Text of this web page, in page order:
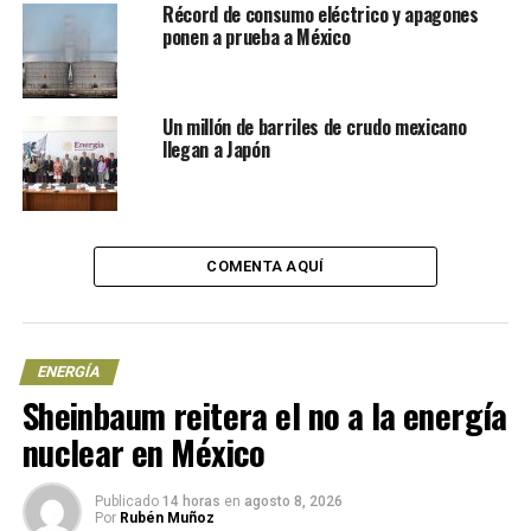
México”, afirma.
De hecho, el mismo día del anuncio del acuerdo
comercial, Estados Unidos publicó condiciones
específicas: permitir la entrada de medicamentos
estadounidenses, eliminar restricciones al maíz
transgénico y revertir la prohibición progresiva del
glifosato.
Estas demandas, según Pablo Moctezuma Barragán,
representan un intento de intervención económica
crítica al discurso sobre el narcotráfico es clara: “no
políticamente a la 4T”.
Seguridad, migración y
Récord de consumo eléctrico y apagones
ponen a prueba a México
Un millón de barriles de crudo mexicano
llegan a Japón
COMENTA AQUÍ
ENERGÍA
Sheinbaum reitera el no a la energía
nuclear en México
Publicado 14 horas en agosto 8, 2026
Por Rubén Muñoz